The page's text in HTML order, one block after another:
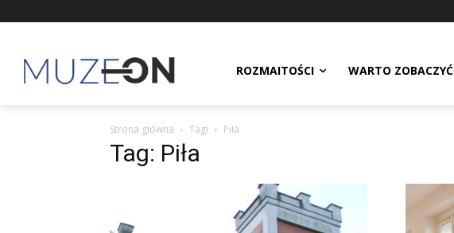
ROZMAITOŚCI WARTO ZOBACZYĆ
Strona główna Tagi Piła
Tag: Piła